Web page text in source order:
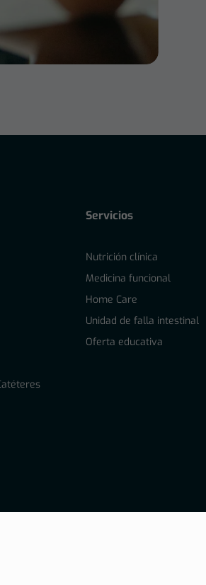
Servicios
Nutrición clínica
Medicina funcional
Home Care
Unidad de falla intestinal
Oferta educativa